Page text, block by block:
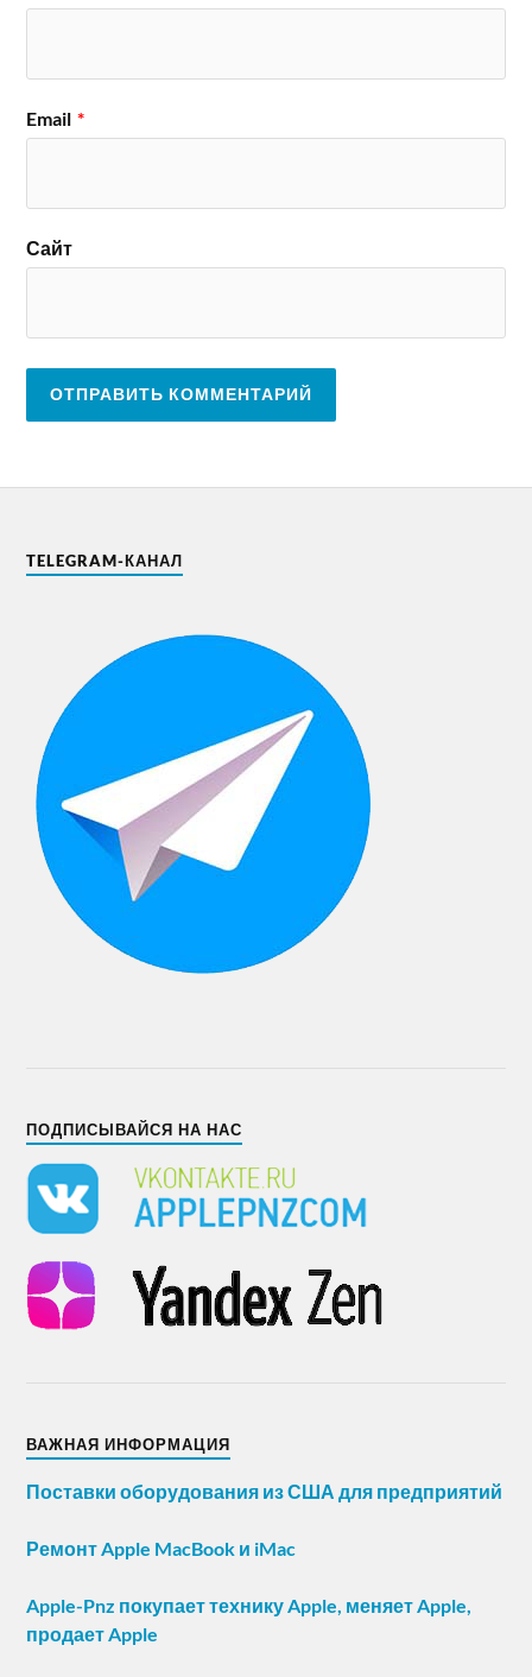
Email *
Сайт
TELEGRAM-КАНАЛ
ПОДПИСЫВАЙСЯ НА НАС
ВАЖНАЯ ИНФОРМАЦИЯ
Поставки оборудования из США для предприятий
Ремонт Apple MacBook и iMac
Apple-Pnz покупает технику Apple, меняет Apple,
продает Apple